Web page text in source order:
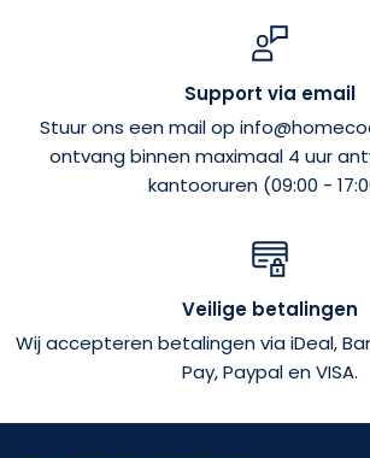
Support via email
Stuur ons een mail op
ontvang binnen maximaal 4 uur
kantooruren (09:00 -
Veilige betalingen
Wij accepteren betalingen via iDeal,
Pay, Paypal en VISA.